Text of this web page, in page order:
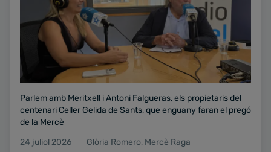
Parlem amb Meritxell i Antoni Falgueras, els propietaris del
centenari Celler Gelida de Sants, que enguany faran el pregó
de la Mercè
24 juliol 2026
Glòria Romero, Mercè Raga